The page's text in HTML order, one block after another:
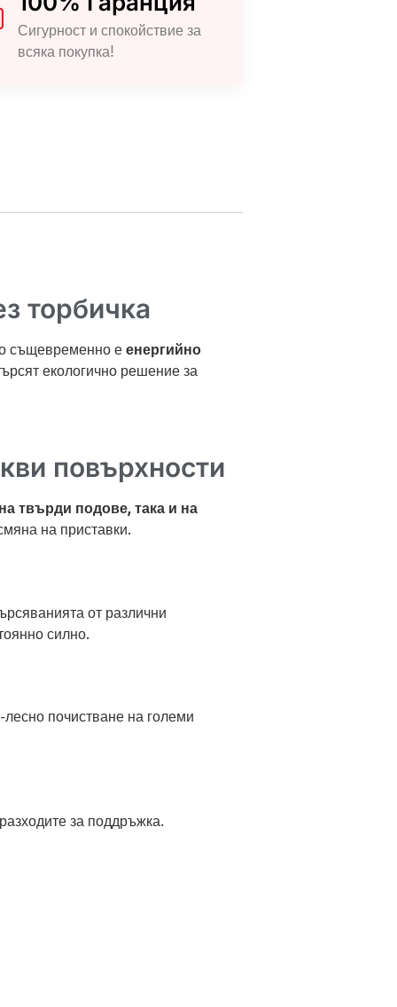
Сигурност и спокойствие за
всяка покупка!
торбичка
същевременно еенергийно
екологично решение за
повърхности
твърди подове, така и на
на приставки.
от различни
силно.
лесно почистване на големи
за поддръжка.